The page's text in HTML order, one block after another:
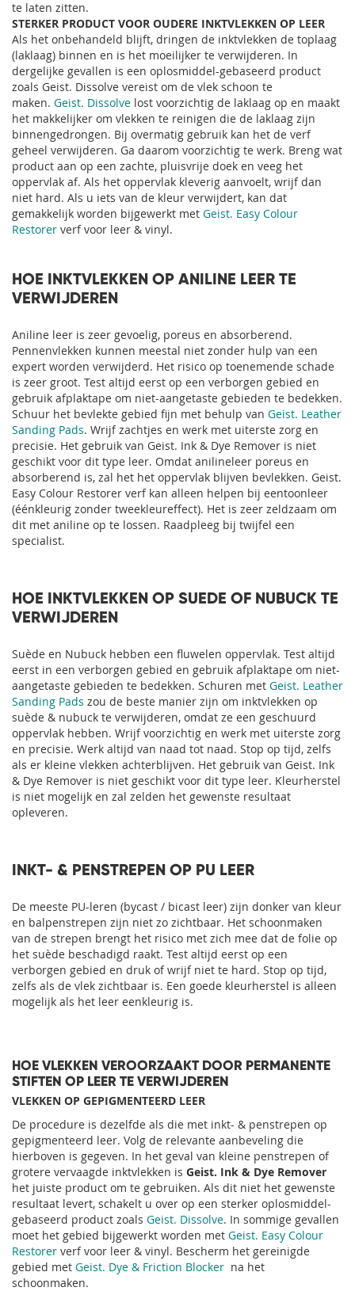
te laten zitten.
STERKER PRODUCT VOOR OUDERE INKTVLEKKEN OP LEER
Als het onbehandeld blijft, dringen de inktvlekken de toplaag
(laklaag) binnen en is het moeilijker te verwijderen. In
dergelijke gevallen is een oplosmiddel-gebaseerd product
zoals Geist. Dissolve vereist om de vlek schoon te
maken. Geist. Dissolve lost voorzichtig de laklaag op en maakt
het makkelijker om vlekken te reinigen die de laklaag zijn
binnengedrongen. Bij overmatig gebruik kan het de verf
geheel verwijderen. Ga daarom voorzichtig te werk. Breng wat
product aan op een zachte, pluisvrije doek en veeg het
oppervlak af. Als het oppervlak kleverig aanvoelt, wrijf dan
niet hard. Als u iets van de kleur verwijdert, kan dat
gemakkelijk worden bijgewerkt met Geist. Easy Colour
Restorer verf voor leer & vinyl.
HOE INKTVLEKKEN OP ANILINE LEER TE
VERWIJDEREN
Aniline leer is zeer gevoelig, poreus en absorberend.
Pennenvlekken kunnen meestal niet zonder hulp van een
expert worden verwijderd. Het risico op toenemende schade
is zeer groot. Test altijd eerst op een verborgen gebied en
gebruik afplaktape om niet-aangetaste gebieden te bedekken.
Schuur het bevlekte gebied fijn met behulp van Geist. Leather
Sanding Pads. Wrijf zachtjes en werk met uiterste zorg en
precisie. Het gebruik van Geist. Ink & Dye Remover is niet
geschikt voor dit type leer. Omdat anilineleer poreus en
absorberend is, zal het het oppervlak blijven bevlekken. Geist.
Easy Colour Restorer verf kan alleen helpen bij eentoonleer
(éénkleurig zonder tweekleureffect). Het is zeer zeldzaam om
dit met aniline op te lossen. Raadpleeg bij twijfel een
specialist.
HOE INKTVLEKKEN OP SUEDE OF NUBUCK TE
VERWIJDEREN
Suède en Nubuck hebben een fluwelen oppervlak. Test altijd
eerst in een verborgen gebied en gebruik afplaktape om niet-
aangetaste gebieden te bedekken. Schuren met Geist. Leather
Sanding Pads zou de beste manier zijn om inktvlekken op
suède & nubuck te verwijderen, omdat ze een geschuurd
oppervlak hebben. Wrijf voorzichtig en werk met uiterste zorg
en precisie. Werk altijd van naad tot naad. Stop op tijd, zelfs
als er kleine vlekken achterblijven. Het gebruik van Geist. Ink
& Dye Remover is niet geschikt voor dit type leer. Kleurherstel
is niet mogelijk en zal zelden het gewenste resultaat
opleveren.
INKT- & PENSTREPEN OP PU LEER
De meeste PU-leren (bycast / bicast leer) zijn donker van kleur
en balpenstrepen zijn niet zo zichtbaar. Het schoonmaken
van de strepen brengt het risico met zich mee dat de folie op
het suède beschadigd raakt. Test altijd eerst op een
verborgen gebied en druk of wrijf niet te hard. Stop op tijd,
zelfs als de vlek zichtbaar is. Een goede kleurherstel is alleen
mogelijk als het leer eenkleurig is.
HOE VLEKKEN VEROORZAAKT DOOR PERMANENTE
STIFTEN OP LEER TE VERWIJDEREN
VLEKKEN OP GEPIGMENTEERD LEER
De procedure is dezelfde als die met inkt- & penstrepen op
gepigmenteerd leer. Volg de relevante aanbeveling die
hierboven is gegeven. In het geval van kleine penstrepen of
grotere vervaagde inktvlekken is Geist. Ink & Dye Remover
het juiste product om te gebruiken. Als dit niet het gewenste
resultaat levert, schakelt u over op een sterker oplosmiddel-
gebaseerd product zoals Geist. Dissolve. In sommige gevallen
moet het gebied bijgewerkt worden met Geist. Easy Colour
Restorer verf voor leer & vinyl. Bescherm het gereinigde
gebied met Geist. Dye & Friction Blocker na het
schoonmaken.